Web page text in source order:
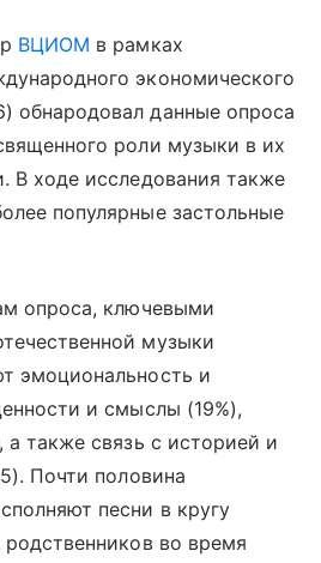
ВЦИОМ в рамках
экономического
данные опроса
роли музыки в их
В ходе исследования также
популярные застольные
опроса, ключевыми
музыки
эмоциональность и
и смыслы (19%),
а также связь с историей и
Почти половина
песни в кругу
во время